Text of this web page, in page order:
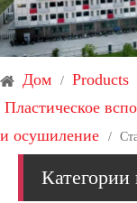
Дом / Products
Пластическое
и осушиление
/
Категории